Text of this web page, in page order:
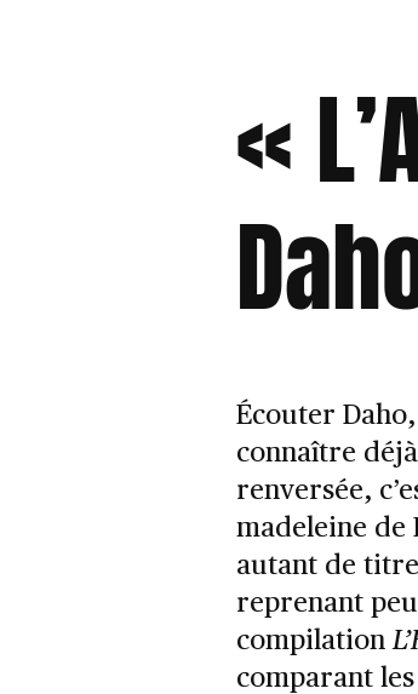
«
Écouter
connaître
renversée,
madeleine de
autant de
reprenant
compilation
comparant